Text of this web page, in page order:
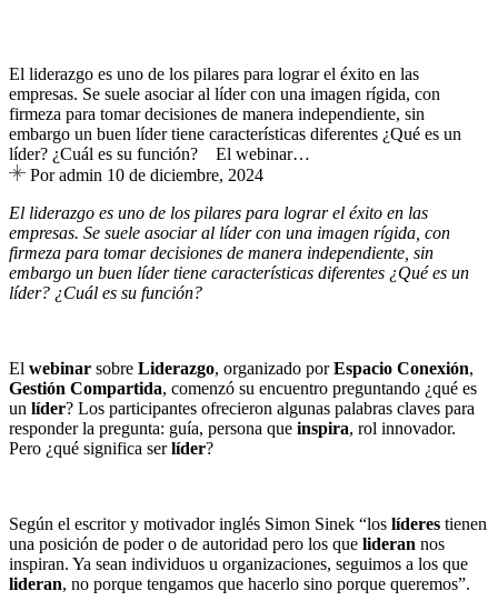
El liderazgo es uno de los pilares para lograr el éxito en las
empresas. Se suele asociar al líder con una imagen rígida, con
firmeza para tomar decisiones de manera independiente, sin
embargo un buen líder tiene características diferentes ¿Qué es un
líder? ¿Cuál es su función? El webinar…
Por admin 10 de diciembre, 2024
El liderazgo es uno de los pilares para lograr el éxito en las
empresas. Se suele asociar al líder con una imagen rígida, con
firmeza para tomar decisiones de manera independiente, sin
embargo un buen líder tiene características diferentes ¿Qué es un
líder? ¿Cuál es su función?
El webinar sobre Liderazgo, organizado porEspacio Conexión,
Gestión Compartida, comenzó su encuentro preguntando ¿qué es
un líder? Los participantes ofrecieron algunas palabras claves para
responder la pregunta: guía, persona que inspira, rol innovador.
Pero ¿qué significa serlíder?
Según el escritor y motivador inglés Simon Sinek “los líderes tienen
una posición de poder o de autoridad pero los que lideran nos
inspiran. Ya sean individuos u organizaciones, seguimos a los que
lideran, no porque tengamos que hacerlo sino porque queremos”.